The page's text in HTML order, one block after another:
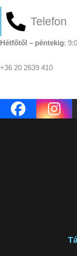
Telefon
Hétfőtől – péntekig:
+36 20 2639 410